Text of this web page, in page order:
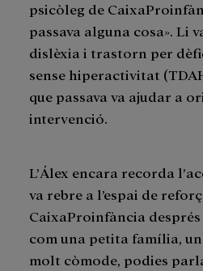
psicòleg de
passava alguna cosa». Li
dislèxia i trastorn per
sense hiperactivitat
que passava va ajudar a
intervenció.
L’Álex encara recorda
va rebre a l’espai de
CaixaProinfància després
com una petita família, un
molt còmode, podies